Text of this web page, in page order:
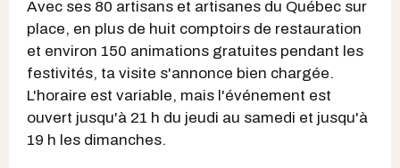
Avec ses 80 artisans et artisanes du Québec sur
place, en plus de huit comptoirs de restauration
et environ 150 animations gratuites pendant les
festivités, ta visite s'annonce bien chargée.
L'horaire est variable, mais l'événement est
ouvert jusqu'à 21 h du jeudi au samedi et jusqu'à
19 h les dimanches.